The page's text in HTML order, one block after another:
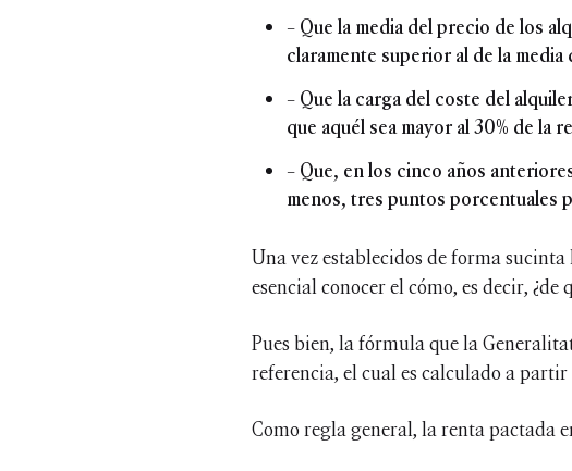
– Que la media del precio de los
claramente superior al de la
– Que la carga del coste del
que aquél sea mayor al 30% de la
– Que, en los cinco años
menos, tres puntos porcentuales
Una vez establecidos de forma
esencial conocer el cómo, es decir,
Pues bien, la fórmula que la
referencia, el cual es calculado a
Como regla general, la renta pactada